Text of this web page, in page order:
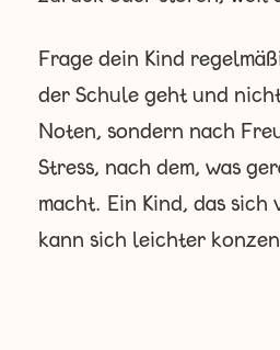
Frage dein Kind
der Schule geht und
Noten, sondern nach
Stress, nach dem, was
macht. Ein Kind, das
kann sich leichter